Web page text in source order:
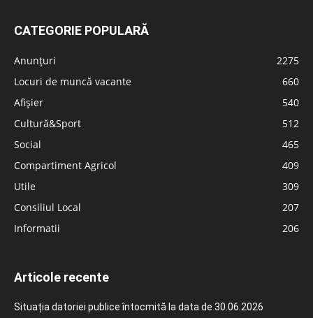
CATEGORIE POPULARĂ
Anunțuri
2275
Locuri de muncă vacante
660
Afișier
540
Cultură&Sport
512
Social
465
Compartiment Agricol
409
Utile
309
Consiliul Local
207
Informatii
206
Articole recente
Situația datoriei publice întocmită la data de 30.06.2026